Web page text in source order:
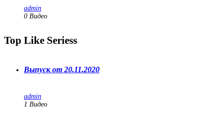
admin
0 Видео
Top Like Seriess
Выпуск от 20.11.2020
admin
1 Видео